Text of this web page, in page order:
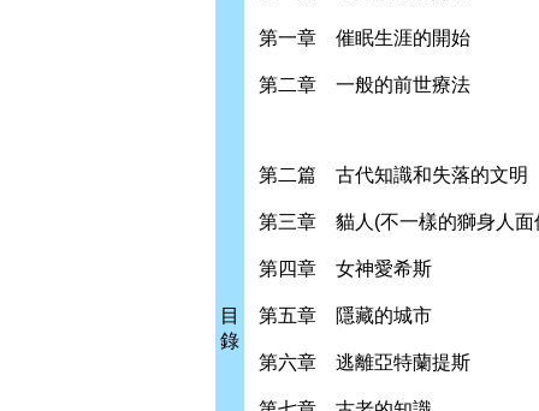
目
錄
第一章 催眠生涯的開始
第二章 一般的前世療法
第二篇 古代知識和失落的文明
第三章 貓人(不一樣的獅身人面
第四章 女神愛希斯
第五章 隱藏的城市
第六章 逃離亞特蘭提斯